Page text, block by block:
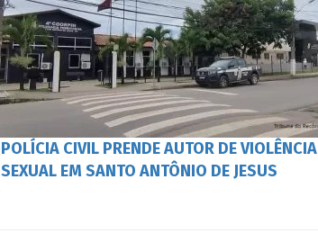
POLÍCIA CIVIL PRENDE AUTOR DE VIOLÊNCIA
SEXUAL EM SANTO ANTÔNIO DE JESUS